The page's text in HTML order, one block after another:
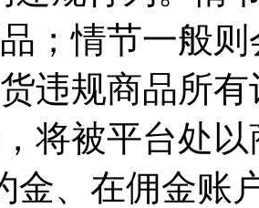
；情节一般
违规商品所
将被平台处
金、在佣金账